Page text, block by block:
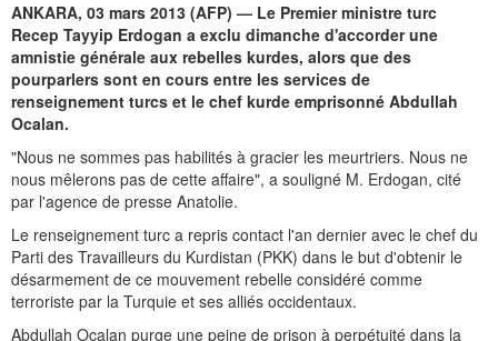
ANKARA, 03 mars 2013 (AFP) — Le Premier ministre turc
Recep Tayyip Erdogan a exclu dimanche d'accorder une
amnistie générale aux rebelles kurdes, alors que des
pourparlers sont en cours entre les services de
renseignement turcs et le chef kurde emprisonné Abdullah
Ocalan.
"Nous ne sommes pas habilités à gracier les meurtriers. Nous ne
nous mêlerons pas de cette affaire", a souligné M. Erdogan, cité
par l'agence de presse Anatolie.
Le renseignement turc a repris contact l'an dernier avec le chef du
Parti des Travailleurs du Kurdistan (PKK) dans le but d'obtenir le
désarmement de ce mouvement rebelle considéré comme
terroriste par la Turquie et ses alliés occidentaux.
Abdullah Ocalan purge une peine de prison à perpétuité dans la